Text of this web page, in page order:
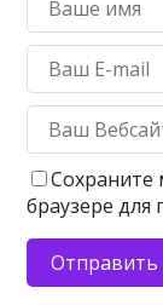
Сохраните
браузере